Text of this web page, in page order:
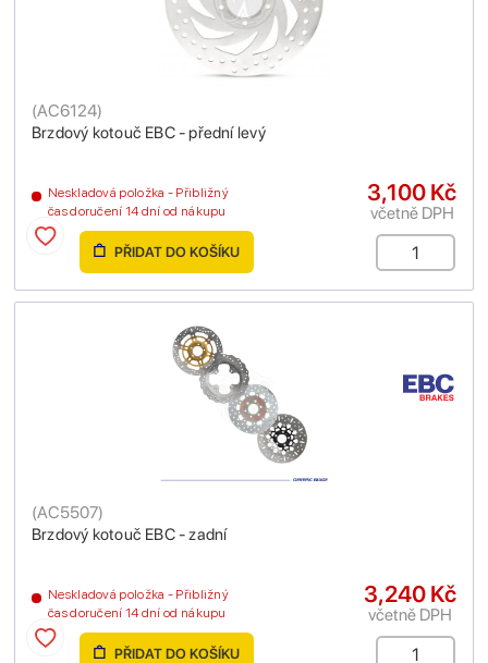
Brzdový kotouč EBC - přední levý
(AC6124)
Neskladová položka - Přibližný
čas doručení 14 dní od nákupu
3,100 Kč
včetně DPH
PŘIDAT DO KOŠÍKU
Brzdový kotouč EBC - zadní
(AC5507)
Neskladová položka - Přibližný
čas doručení 14 dní od nákupu
3,240 Kč
včetně DPH
PŘIDAT DO KOŠÍKU